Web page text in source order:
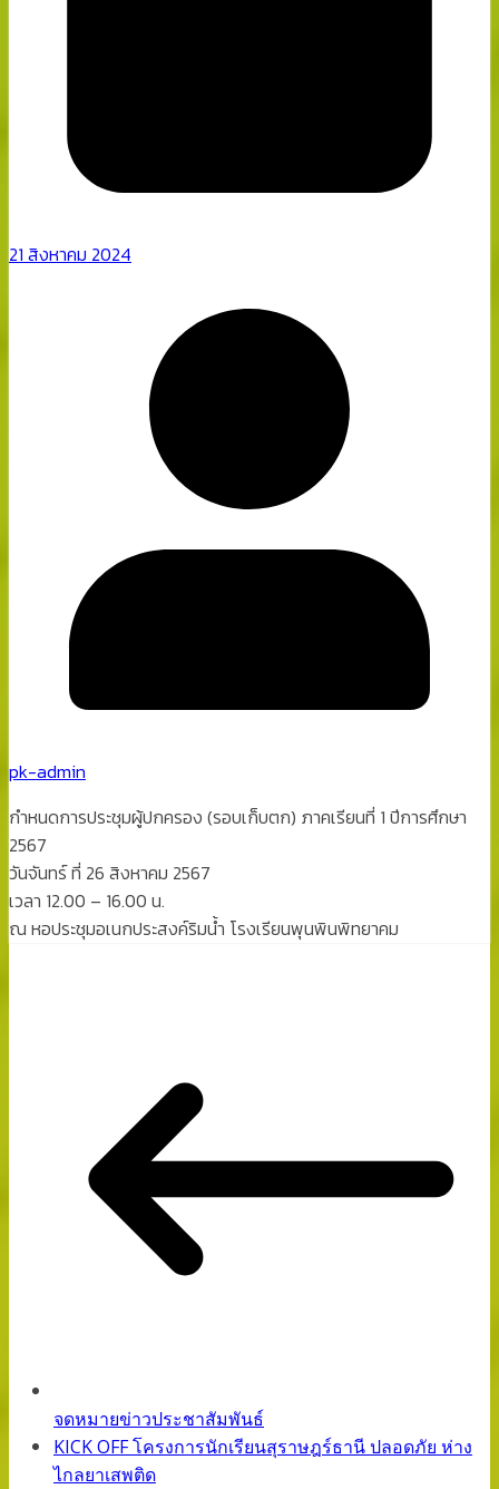
21 สิงหาคม 2024
pk-admin
กำหนดการประชุมผู้ปกครอง (รอบเก็บตก) ภาคเรียนที่ 1 ปีการศึกษา
2567
วันจันทร์ ที่ 26 สิงหาคม 2567
เวลา 12.00 – 16.00 น.
ณ หอประชุมอเนกประสงค์ริมน้ำ โรงเรียนพุนพินพิทยาคม
จดหมายข่าวประชาสัมพันธ์
KICK OFF โครงการนักเรียนสุราษฎร์ธานี ปลอดภัย ห่าง
ไกลยาเสพติด